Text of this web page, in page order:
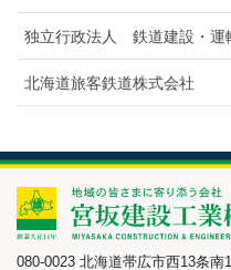
独立行政法人 鉄道建設・運
北海道旅客鉄道株式会社
080-0023 北海道帯広市西13条南